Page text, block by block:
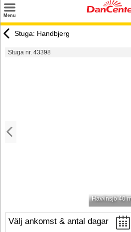
Menu
Tilbud
Stuga: Handbjerg
Stuga nr. 43398
Hav/insjö 40
Välj ankomst & antal dagar